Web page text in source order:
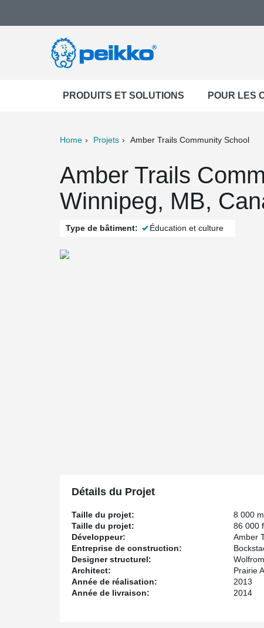
PRODUITS ET SOLUTIONS POUR LES
Home Projets Amber Trails Community School
Amber Trails
Winnipeg, MB,
Type de bâtiment: Éducation et culture
Détails du Projet
Taille du projet: 8 000 m
Taille du projet: 86 000
Développeur:
Amber
Entreprise de construction:
Designer structurel:
Architect:
Prairie
Année de réalisation:
2013
Année de livraison:
2014